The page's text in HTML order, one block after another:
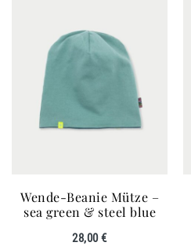
Wende-Beanie Mütze –
sea green & steel blue
28,00€